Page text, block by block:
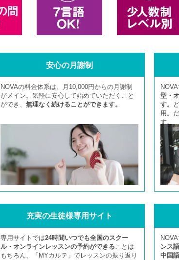
安心の月謝制
NOVAの料金体系は、月10,000円からの月謝制
がメイン。気軽に安心して始めていただくこと
ができ、無理なく続けることができます。
型・
す。
用。
す。
充実の生徒様専用サイト
専用サイトでは24時間いつでも全国のスクー
ル・オンラインレッスンの予約ができることは
もちろん、「MYカルテ」でレッスンの振り返り
ンス
中国